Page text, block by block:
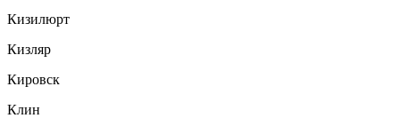
Кизилюрт
Кизляр
Кировск
Клин